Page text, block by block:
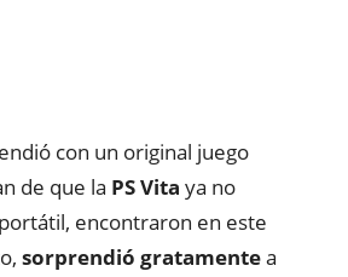
con un original juego
de que la PS Vita ya no
encontraron en este
sorprendió gratamentea